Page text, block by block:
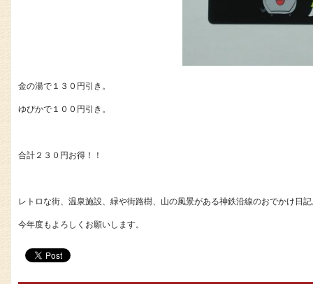
金の湯で１３０円引き。
ゆぴかで１００円引き。
合計２３０円お得！！
レトロな街、温泉施設、緑や街路樹、山の風景がある神鉄沿線のおでかけ日
今年度もよろしくお願いします。